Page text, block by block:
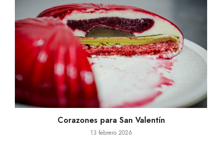
Corazones para San Valentín
13 febrero 2026